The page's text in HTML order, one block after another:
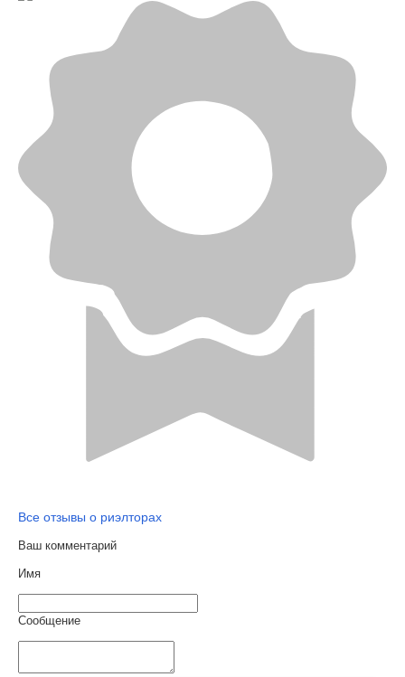
Все отзывы о риэлторах
Ваш комментарий
Имя
Сообщение